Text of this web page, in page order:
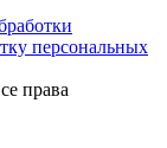
персональных
права